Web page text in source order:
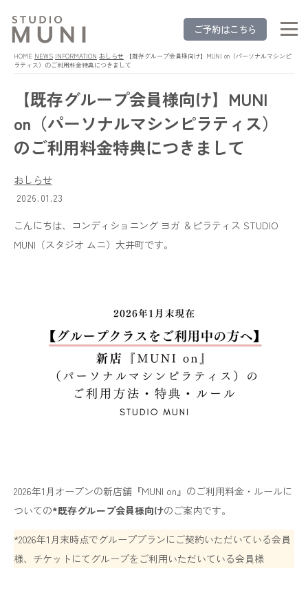
ご予約はこちら
HOME NEWS INFORMATION おしらせ 【既存グループ会員様向け】MUNI on（パーソナルマシンピ
ラティス）のご利用料金特典につきまして
【既存グループ会員様向け】MUNI
on（パーソナルマシンピラティス）
のご利用料金特典につきまして
おしらせ
2026.01.23
こんにちは、コンディショニング ヨガ ＆ピラティス STUDIO
MUNI（スタジオ ムニ）大井町です。
2026年1月オープンの新店舗『MUNI on』のご利用料金・ルールに
ついての*既存グループ会員様向けのご案内です。
*2026年1月末時点でグループプランにご契約いただいている会員
様、チケットにてグループをご利用いただいている会員様